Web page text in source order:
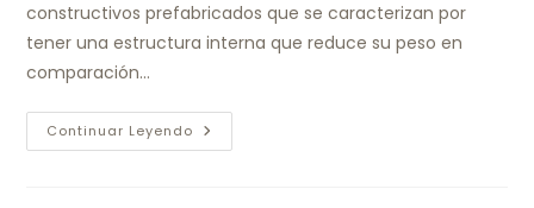
constructivos prefabricados que se caracterizan por
tener una estructura interna que reduce su peso en
comparación…
Continuar Leyendo